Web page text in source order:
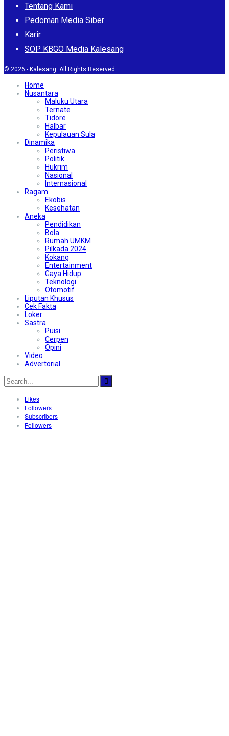
Tentang Kami
Pedoman Media Siber
Karir
SOP KBGO Media Kalesang
© 2026 - Kalesang. All Rights Reserved.
Home
Nusantara
Maluku Utara
Ternate
Tidore
Halbar
Kepulauan Sula
Dinamika
Peristiwa
Politik
Hukrim
Nasional
Internasional
Ragam
Ekobis
Kesehatan
Aneka
Pendidikan
Bola
Rumah UMKM
Pilkada 2024
Kokang
Entertainment
Gaya Hidup
Teknologi
Otomotif
Liputan Khusus
Cek Fakta
Loker
Sastra
Puisi
Cerpen
Opini
Video
Advertorial
Likes
Followers
Subscribers
Followers